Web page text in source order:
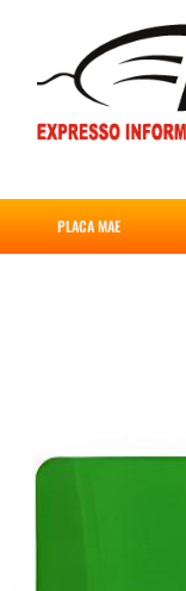
conteúdo
PLACA MAE